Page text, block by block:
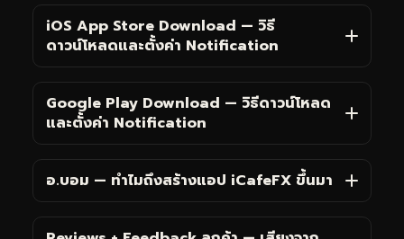
iOS App Store Download — วิธี
ดาวน์โหลดและตั้งค่า Notification
Google Play Download — วิธีดาวน์โหลด
และตั้งค่า Notification
อ.บอม — ทำไมถึงสร้างแอป iCafeFX ขึ้นมา